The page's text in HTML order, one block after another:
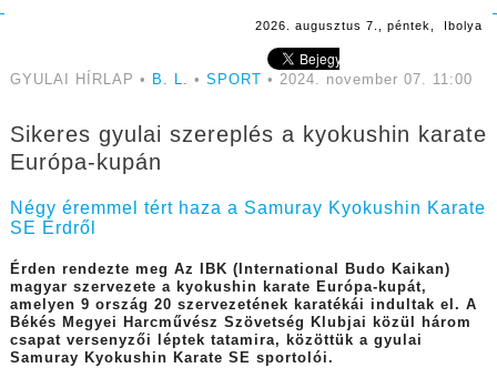
2026. augusztus 7., péntek, Ibolya
GYULAI HÍRLAP • B. L. • SPORT • 2024. november 07. 11:00
Sikeres gyulai szereplés a kyokushin karate
Európa-kupán
Négy éremmel tért haza a Samuray Kyokushin Karate
SE Érdről
Érden rendezte meg Az IBK (International Budo Kaikan)
magyar szervezete a kyokushin karate Európa-kupát,
amelyen 9 ország 20 szervezetének karatékái indultak el. A
Békés Megyei Harcművész Szövetség Klubjai közül három
csapat versenyzői léptek tatamira, közöttük a gyulai
Samuray Kyokushin Karate SE sportolói.